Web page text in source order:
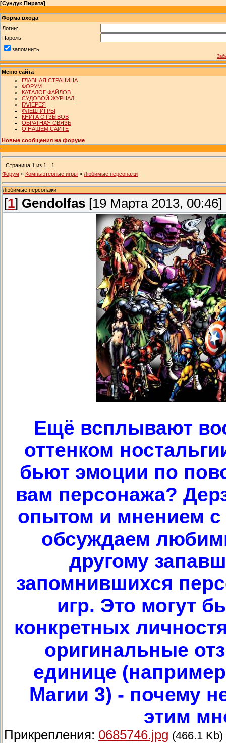
[Сундук Пирата]
Форма входа
Логин:
Пароль:
запомнить
Меню сайта
ГЛАВНАЯ СТРАНИЦА
ФОРУМ
КАТАЛОГ ФАЙЛОВ
СУДОВОЙ ЖУРНАЛ
ГАЛЕРЕЯ
ФЛЕШ-ИГРЫ
КНИГА ОТЗЫВОВ
ОБРАТНАЯ СВЯЗЬ
О НАШЕМ САЙТЕ
Новые сообщения на форуме
Страница 1 из 1
1
Форум » Компьютерные игры » Любимые персонажи
Любимые персонажи
[1] Gendolfas [19 Марта 2013, 00:46]
Ещё всплывают
оттенком
бьют эмоции по
вам персонажа?
опытом и мнением
обсуждаем
другому
запомнившихся
игр. Это могут
конкретных
оригинальные
единице
Магии 3) - почему
этим
Прикрепления: 0685746.jpg (466.1 Kb)